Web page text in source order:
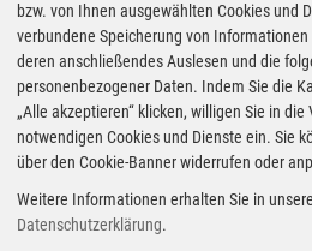
Bester Super
Obersinn
2.089€
Super E10
bft
97782 Gräfendorf
bzw. von Ihnen ausgewählten Cookies und
verbundene Speicherung von
deren anschließendes Auslesen und die
personenbezogener Daten. Indem Sie die
„Alle akzeptieren“ klicken, willigen Sie in
notwendigen Cookies und Dienste ein. Sie
über den Cookie-Banner widerrufen oder
Weitere Informationen erhalten Sie in
Datenschutzerklärung.